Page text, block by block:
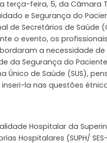
terça-feira, 5, da Câmara
e Segurança do
de Secretários de Saúde
o evento, os
a necessidade de
da Segurança do
Único de Saúde (SUS),
la nas questões
Hospitalar da
Hospitalares (SUPH/